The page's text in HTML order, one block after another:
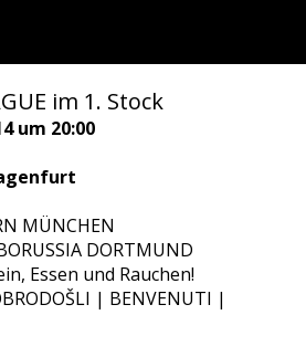
im 1. Stock
um 20:00
MÜNCHEN
DORTMUND
Essen und Rauchen!
| BENVENUTI |